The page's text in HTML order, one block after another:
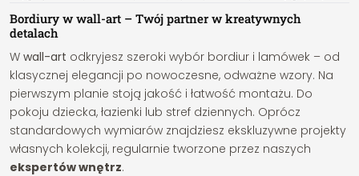
Bordiury w wall-art – Twój partner w kreatywnych
detalach
W wall-art odkryjesz szeroki wybór bordiur i lamówek – od
klasycznej elegancji po nowoczesne, odważne wzory. Na
pierwszym planie stoją jakość i łatwość montażu. Do
pokoju dziecka, łazienki lub stref dziennych. Oprócz
standardowych wymiarów znajdziesz ekskluzywne projekty
własnych kolekcji, regularnie tworzone przez naszych
ekspertów wnętrz.